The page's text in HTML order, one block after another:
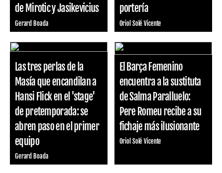
de Mirotic y Jasikevicius
Gerard Boada
portería
Oriol Solé Vicente
Las tres perlas de la
Masía que encandilan a
Hansi Flick en el 'stage'
de pretemporada: se
abren paso en el primer
equipo
Gerard Boada
El Barça Femenino
encuentra a la sustituta
de Salma Paralluelo:
Pere Romeu recibe a su
fichaje más ilusionante
Oriol Solé Vicente